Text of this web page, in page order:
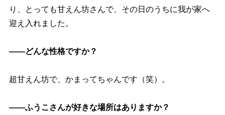
り、とっても甘えん坊さんで、その日のうちに我が家へ
迎え入れました。
――どんな性格ですか？
超甘えん坊で、かまってちゃんです（笑）。
――ふうこさんが好きな場所はありますか？